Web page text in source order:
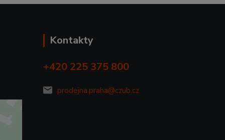
Kontakty
+420 225 375 800
prodejna.praha@czub.cz